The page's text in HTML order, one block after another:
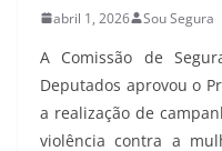
abril 1, 2026 Sou Segura
A Comissão de
Deputados aprovou o
a realização de
violência contra a